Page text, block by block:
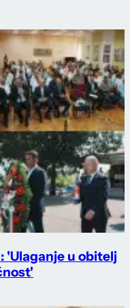
'Ulaganje u obitelj